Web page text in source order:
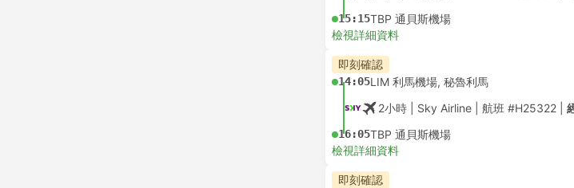
15:15TBP 通貝斯機場
檢視詳細資料
即刻確認
14:05LIM 利馬機場, 秘魯利馬
2小時 | Sky Airline 航班 #H25322 經
16:05TBP 通貝斯機場
檢視詳細資料
即刻確認